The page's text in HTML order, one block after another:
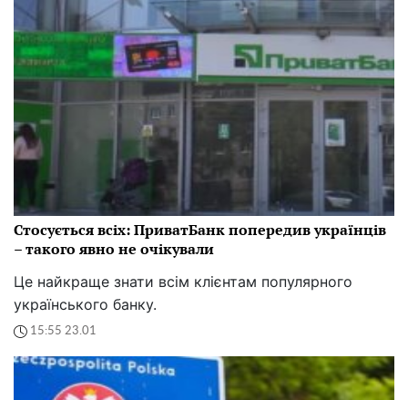
Стосується всіх: ПриватБанк попередив українців
– такого явно не очікували
Це найкраще знати всім клієнтам популярного
українського банку.
15:55 23.01